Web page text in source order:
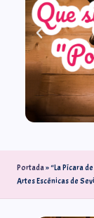
Portada »“La Pícara
Artes Escénicas de